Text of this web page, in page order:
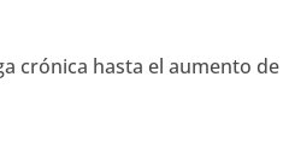
crónica hasta el aumento de